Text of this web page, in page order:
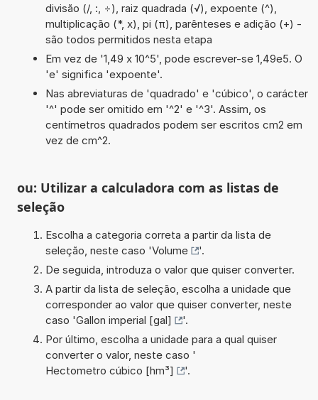
divisão (/, :, ÷), raiz quadrada (√), expoente (^),
multiplicação (*, x), pi (π), parênteses e adição (+) -
são todos permitidos nesta etapa
Em vez de '1,49 x 10^5', pode escrever-se 1,49e5. O
'e' significa 'expoente'.
Nas abreviaturas de 'quadrado' e 'cúbico', o carácter
'^' pode ser omitido em '^2' e '^3'. Assim, os
centímetros quadrados podem ser escritos cm2 em
vez de cm^2.
ou: Utilizar a calculadora com as listas de
seleção
Escolha a categoria correta a partir da lista de
seleção, neste caso 'Volume
'.
De seguida, introduza o valor que quiser converter.
A partir da lista de seleção, escolha a unidade que
corresponder ao valor que quiser converter, neste
caso 'Gallon imperial [gal]
'.
Por último, escolha a unidade para a qual quiser
converter o valor, neste caso '
Hectometro cúbico [hm³]
'.